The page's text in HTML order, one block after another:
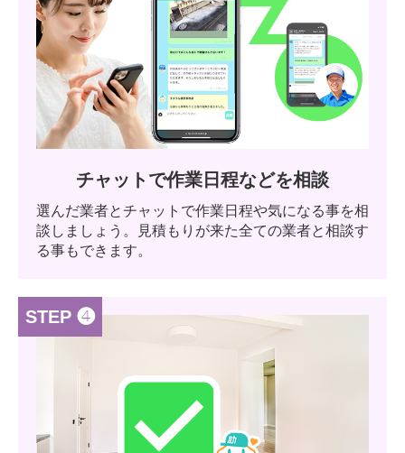
チャットで作業日程などを相談
選んだ業者とチャットで作業日程や気になる事を相
談しましょう。見積もりが来た全ての業者と相談す
る事もできます。
STEP ❹